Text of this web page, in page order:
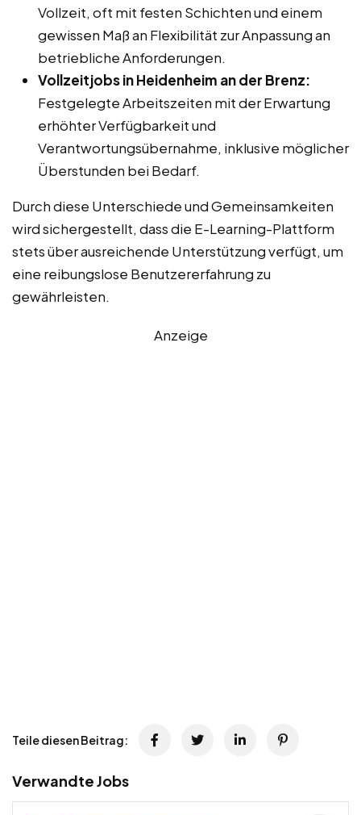
Vollzeit, oft mit festen Schichten und einem
gewissen Maß an Flexibilität zur Anpassung an
betriebliche Anforderungen.
Vollzeitjobs in Heidenheim an der Brenz:
Festgelegte Arbeitszeiten mit der Erwartung
erhöhter Verfügbarkeit und
Verantwortungsübernahme, inklusive möglicher
Überstunden bei Bedarf.
Durch diese Unterschiede und Gemeinsamkeiten
wird sichergestellt, dass die E-Learning-Plattform
stets über ausreichende Unterstützung verfügt, um
eine reibungslose Benutzererfahrung zu
gewährleisten.
Anzeige
Teile diesen Beitrag:
Verwandte Jobs